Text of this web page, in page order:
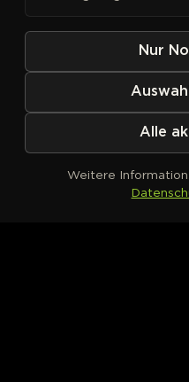
Kein
Nur
Alle
Weitere